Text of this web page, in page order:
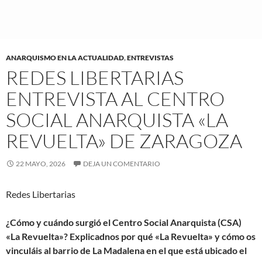
ANARQUISMO EN LA ACTUALIDAD,ENTREVISTAS
REDES LIBERTARIAS
ENTREVISTA AL CENTRO
SOCIAL ANARQUISTA «LA
REVUELTA» DE ZARAGOZA
22 MAYO, 2026 DEJA UN COMENTARIO
Redes Libertarias
¿Cómo y cuándo surgió el Centro Social Anarquista (CSA)
«La Revuelta»? Explicadnos por qué «La Revuelta» y cómo os
vinculáis al barrio de La Madalena en el que está ubicado el